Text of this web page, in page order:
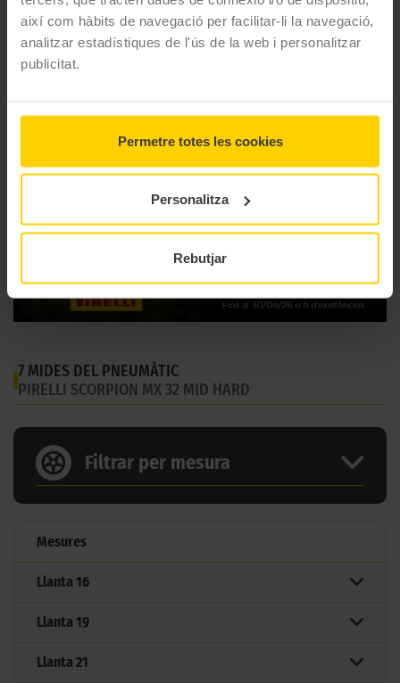
així com hàbits de navegació per facilitar-li la navegació,
analitzar estadístiques de l'ús de la web i personalitzar
publicitat.
Permetre totes les cookies
Personalitza
Rebutjar
Model
Scorpion Mx 32 Mid Hard
7 MIDES DEL PNEUMÀTIC
PIRELLI SCORPION MX 32 MID HARD
Filtrar per mesura
Mesures
Llanta 16
Llanta 19
Llanta 21